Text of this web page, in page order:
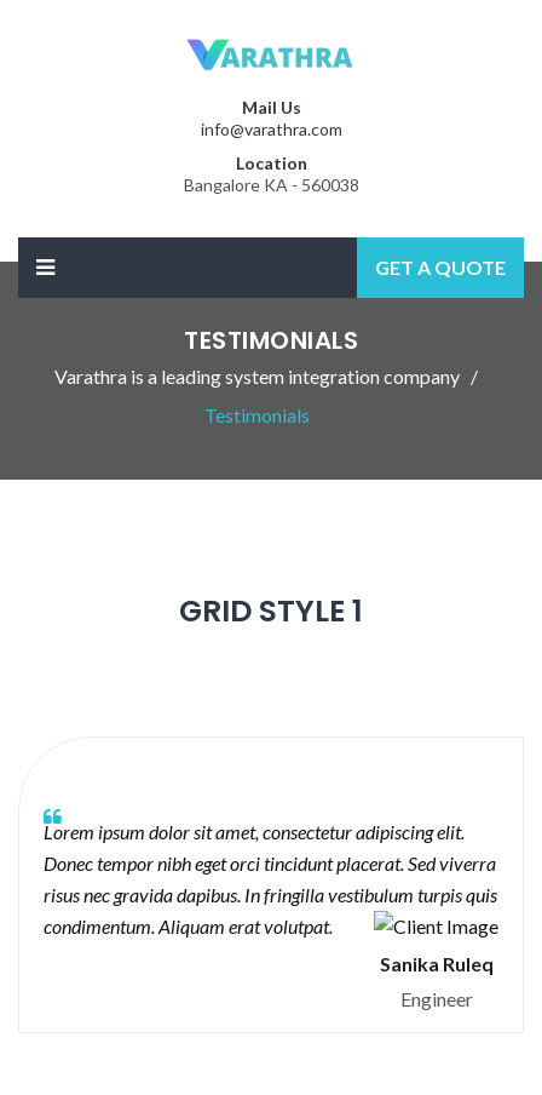
Mail Us
info@varathra.com
Location
Bangalore KA - 560038
GET A QUOTE
TESTIMONIALS
Varathra is a leading system integration company
Testimonials
GRID STYLE 1
Lorem ipsum dolor sit amet, consectetur adipiscing elit.
Donec tempor nibh eget orci tincidunt placerat. Sed viverra
risus nec gravida dapibus. In fringilla vestibulum turpis quis
condimentum. Aliquam erat volutpat.
Sanika Ruleq
Engineer